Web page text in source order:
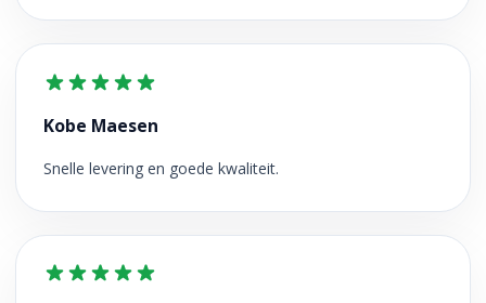
Kobe Maesen
Snelle levering en goede kwaliteit.